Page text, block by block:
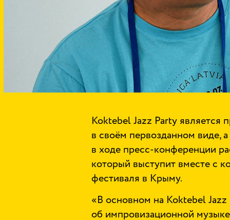
Koktebel Jazz Party является
в своём первозданном виде,
в ходе пресс-конференции
который выступит вместе с
фестиваля в Крыму.
«В основном на Koktebel
об импровизационной